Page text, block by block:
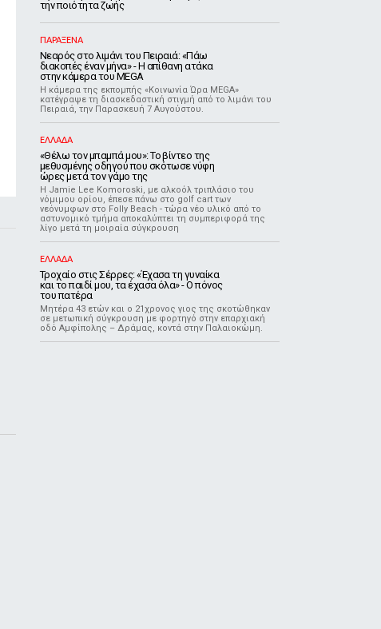
την ποιότητα ζωής
ΠΑΡΑΞΕΝΑ
Νεαρός στο λιμάνι του Πειραιά: «Πάω
διακοπές έναν μήνα» - Η απίθανη ατάκα
στην κάμερα του MEGA
Η κάμερα της εκπομπής «Κοινωνία Ώρα MEGA»
κατέγραψε τη διασκεδαστική στιγμή από το λιμάνι του
Πειραιά, την Παρασκευή 7 Αυγούστου.
ΕΛΛΑΔΑ
«Θέλω τον μπαμπά μου»: Το βίντεο της
μεθυσμένης οδηγού που σκότωσε νύφη
ώρες μετά τον γάμο της
Η Jamie Lee Komoroski, με αλκοόλ τριπλάσιο του
νόμιμου ορίου, έπεσε πάνω στο golf cart των
νεόνυμφων στο Folly Beach - τώρα νέο υλικό από το
αστυνομικό τμήμα αποκαλύπτει τη συμπεριφορά της
λίγο μετά τη μοιραία σύγκρουση
ΕΛΛΑΔΑ
Τροχαίο στις Σέρρες: «Έχασα τη γυναίκα
και το παιδί μου, τα έχασα όλα» - Ο πόνος
του πατέρα
Μητέρα 43 ετών και ο 21χρονος γιος της σκοτώθηκαν
σε μετωπική σύγκρουση με φορτηγό στην επαρχιακή
οδό Αμφίπολης – Δράμας, κοντά στην Παλαιοκώμη.